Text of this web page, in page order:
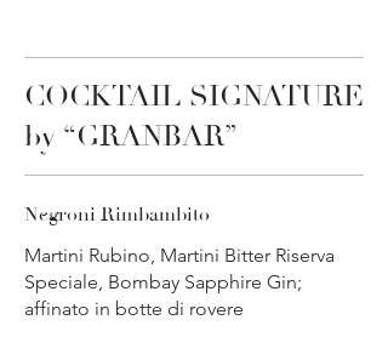
COCKTAIL SIGNATURE
by “GRANBAR”
Negroni Rimbambito
Martini Rubino, Martini Bitter Riserva
Speciale, Bombay Sapphire Gin;
affinato in botte di rovere